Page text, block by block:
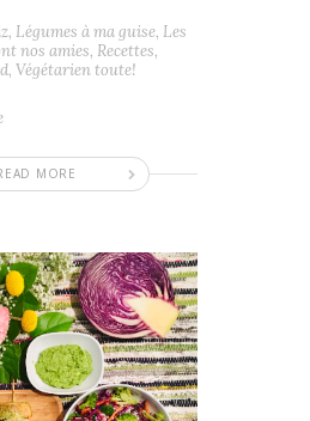
MORE
, Légumes à ma guise, Les
nos amies, Recettes,
, Végétarien toute!